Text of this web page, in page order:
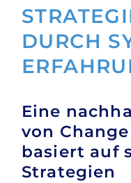
DURCH
Eine
von
basiert auf
Strategien